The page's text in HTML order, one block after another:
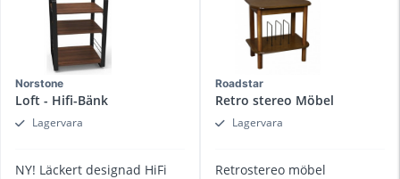
Norstone
Loft - Hifi-Bänk
Lagervara
NY! Läckert designad HiFi
Roadstar
Retro stereo Möbel
Lagervara
Retrostereo möbel